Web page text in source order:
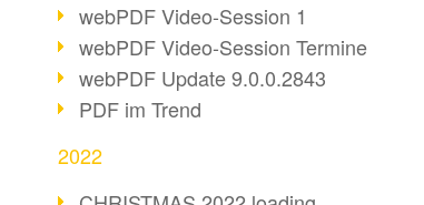
webPDF Video-Session 1
webPDF Video-Session Termine
webPDF Update 9.0.0.2843
PDF im Trend
2022